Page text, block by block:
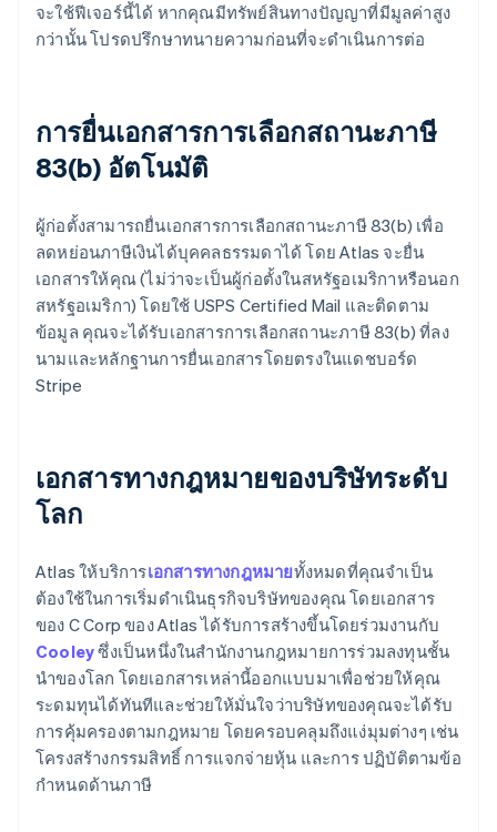
จะใช้ฟีเจอร์นี้ได้ หากคุณมีทรัพย์สินทางปัญญาที่มีมูลค่าสูง
กว่านั้น โปรดปรึกษาทนายความก่อนที่จะดำเนินการต่อ
การยื่นเอกสารการเลือกสถานะภาษี
83(b) อัตโนมัติ
ผู้ก่อตั้งสามารถยื่นเอกสารการเลือกสถานะภาษี 83(b) เพื่อ
ลดหย่อนภาษีเงินได้บุคคลธรรมดาได้ โดย Atlas จะยื่น
เอกสารให้คุณ (ไม่ว่าจะเป็นผู้ก่อตั้งในสหรัฐอเมริกาหรือนอก
สหรัฐอเมริกา) โดยใช้ USPS Certified Mail และติดตาม
ข้อมูล คุณจะได้รับเอกสารการเลือกสถานะภาษี 83(b) ที่ลง
นามและหลักฐานการยื่นเอกสารโดยตรงในแดชบอร์ด
Stripe
เอกสารทางกฎหมายของบริษัทระดับ
โลก
Atlas ให้บริการเอกสารทางกฎหมายทั้งหมดที่คุณจำเป็น
ต้องใช้ในการเริ่มดำเนินธุรกิจบริษัทของคุณ โดยเอกสาร
ของ C Corp ของ Atlas ได้รับการสร้างขึ้นโดยร่วมงานกับ
Cooleyซึ่งเป็นหนึ่งในสำนักงานกฎหมายการร่วมลงทุนชั้น
นำของโลก โดยเอกสารเหล่านี้ออกแบบมาเพื่อช่วยให้คุณ
ระดมทุนได้ทันทีและช่วยให้มั่นใจว่าบริษัทของคุณจะได้รับ
การคุ้มครองตามกฎหมาย โดยครอบคลุมถึงแง่มุมต่างๆ เช่น
โครงสร้างกรรมสิทธิ์ การแจกจ่ายหุ้น และการ ปฏิบัติตามข้อ
กำหนดด้านภาษี